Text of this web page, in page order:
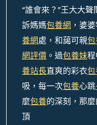
“誰會來？”王大大
訴媽媽包養網 ，婆
養網處，和藹可親
網評價 。過包養妹
養站長直爽的彩衣
吸，每一次包養心跳
麼包養的深刻，那
頂